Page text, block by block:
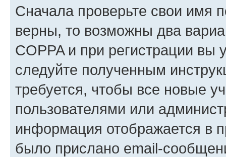
Сначала проверьте свои имя
верны, то возможны два
COPPA и при регистрации вы
следуйте полученным
требуется, чтобы все новые
пользователями или
информация отображается в
было прислано email-